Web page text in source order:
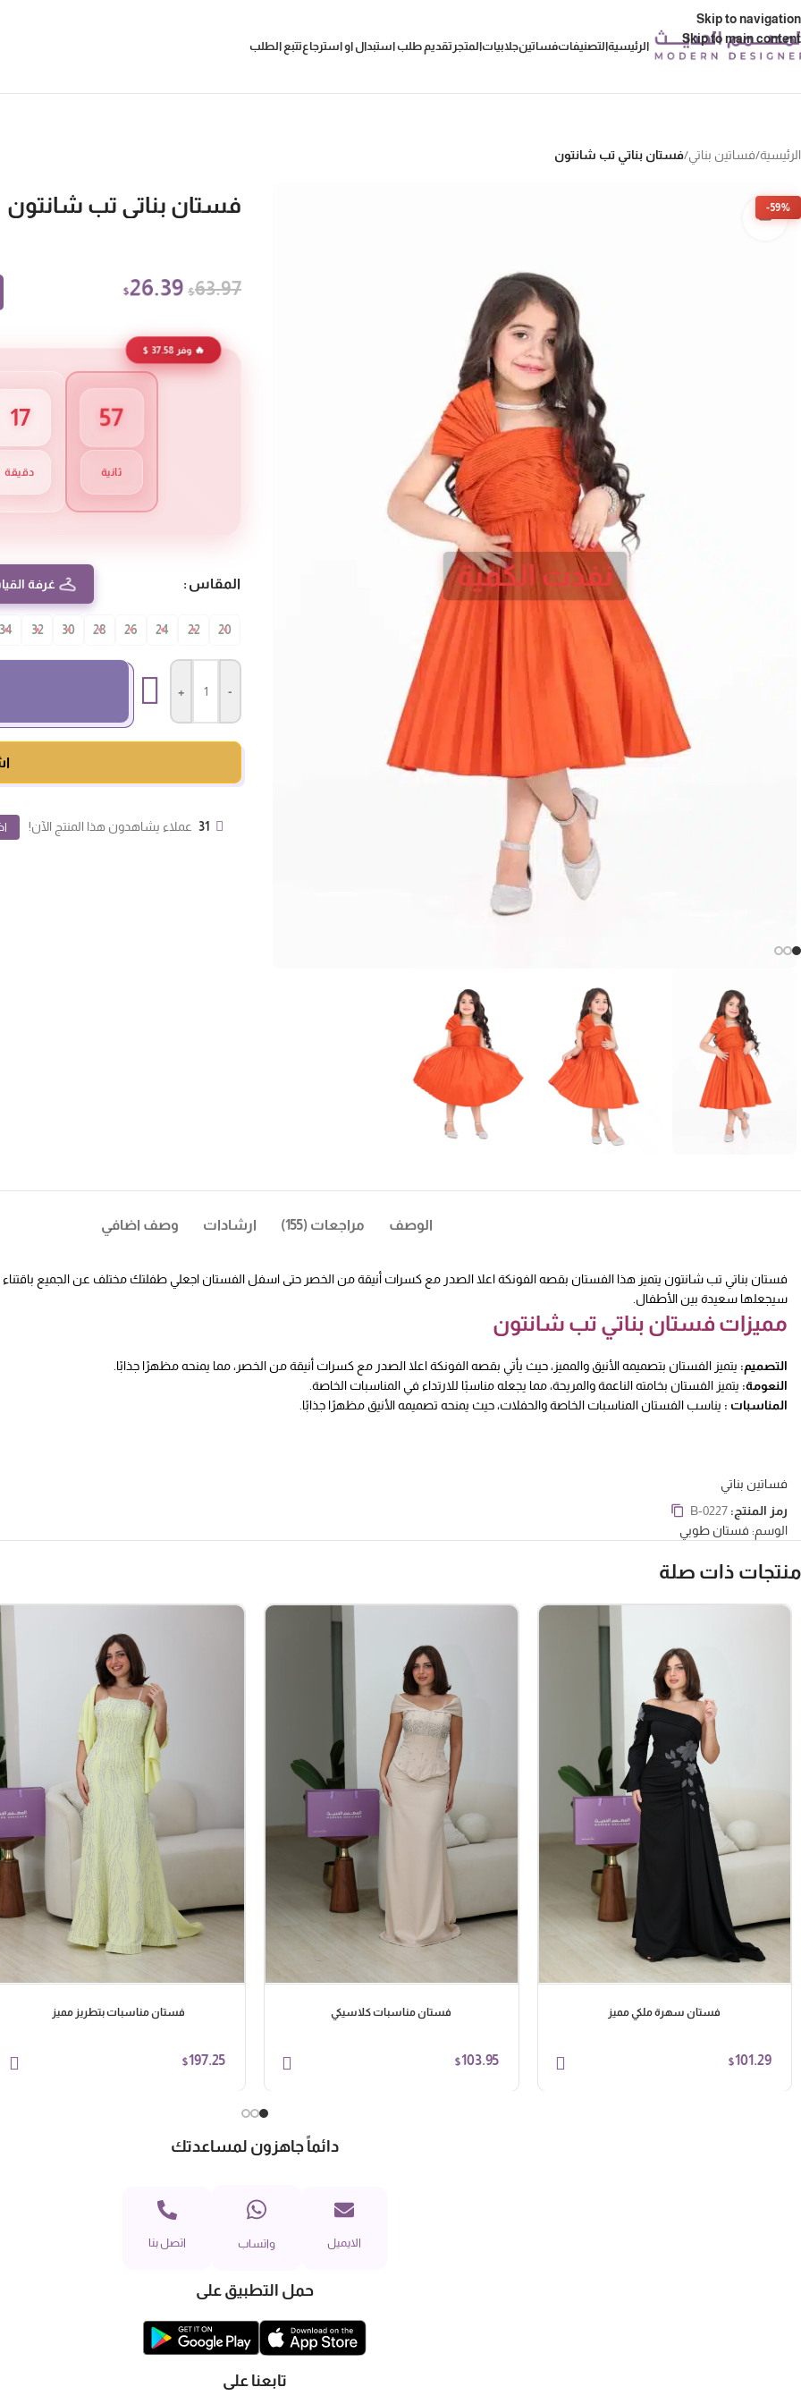
Skip to navigation
Skip to main content
الرئيسيةالتصنيفاتفساتينجلابياتالمتجر تقديم طلب استبدال او استرجاعتتبع الطلب
الرئيسية/فساتين بناتي/فستان بناتي تب شانتون
نفدت الكمية
-59% فستان بناتي تب شانتون
$63.97
$26.39
🔥 وفر 37.58 $
17
دقيقة
56
ثانية
المقاس غرفة
20
22
24
26
28
30
32
34
-
+
31 عملاء يشاهدون هذا المنتج الآن!
الوصف مراجعات (155) ارشادات وصف اضافي
فستان بناتي تب شانتون يتميز هذا الفستان بقصه الفونكة اعلا الصدر مع كسرات أنيقة من الخصر حتى اسفل الفستان اجعلي طفلتك مختلف عن الجميع باقتناء
سيجعلها سعيدة بين الأطفال.
مميزات فستان بناتي تب شانتون
التصميم: يتميز الفستان بتصميمه الأنيق والمميز، حيث يأتي بقصه الفونكة اعلا الصدر مع كسرات أنيقة من الخصر، مما يمنحه مظهرًا جذابًا.
النعومة: يتميز الفستان بخامته الناعمة والمريحة، مما يجعله مناسبًا للارتداء في المناسبات الخاصة.
المناسبات : يناسب الفستان المناسبات الخاصة والحفلات، حيث يمنحه تصميمه الأنيق مظهرًا جذابًا.
فساتين بناتي
رمز المنتج: B-0227
الوسم: فستان طوبي
منتجات ذات صلة
فستان سهرة ملكي مميز
$101.29
فستان مناسبات كلاسيكي
$103.95
فستان مناسبات بتطريز مميز
$197.25
دائماً جاهزون لمساعدتك
الايميل واتساب اتصل بنا
حمل التطبيق على
تابعنا على